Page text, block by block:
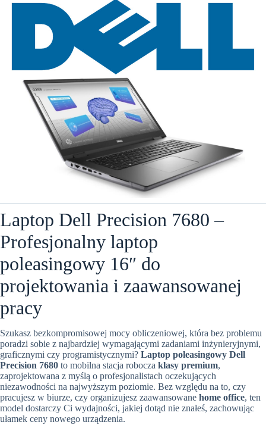
Laptop Dell Precision 7680 –
Profesjonalny laptop
poleasingowy 16″ do
projektowania i zaawansowanej
pracy
Szukasz bezkompromisowej mocy obliczeniowej, która bez problemu
poradzi sobie z najbardziej wymagającymi zadaniami inżynieryjnymi,
graficznymi czy programistycznymi? Laptop poleasingowy Dell
Precision 7680 to mobilna stacja robocza klasy premium,
zaprojektowana z myślą o profesjonalistach oczekujących
niezawodności na najwyższym poziomie. Bez względu na to, czy
pracujesz w biurze, czy organizujesz zaawansowane home office, ten
model dostarczy Ci wydajności, jakiej dotąd nie znałeś, zachowując
ułamek ceny nowego urządzenia.